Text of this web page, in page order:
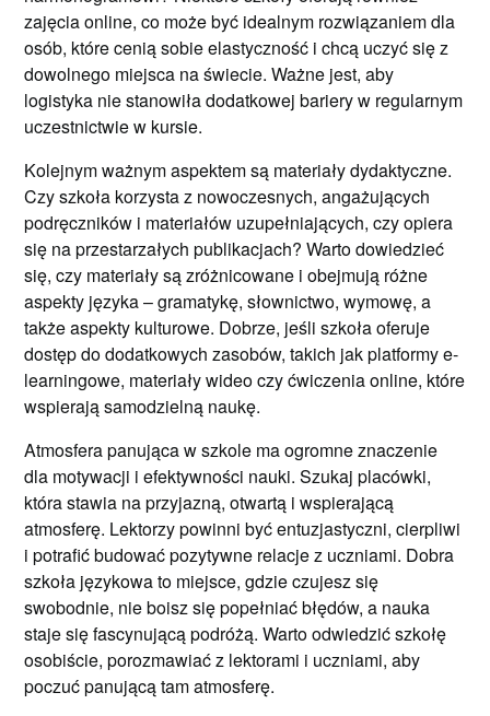
zajęcia online, co może być idealnym rozwiązaniem dla
osób, które cenią sobie elastyczność i chcą uczyć się z
dowolnego miejsca na świecie. Ważne jest, aby
logistyka nie stanowiła dodatkowej bariery w regularnym
uczestnictwie w kursie.
Kolejnym ważnym aspektem są materiały dydaktyczne.
Czy szkoła korzysta z nowoczesnych, angażujących
podręczników i materiałów uzupełniających, czy opiera
się na przestarzałych publikacjach? Warto dowiedzieć
się, czy materiały są zróżnicowane i obejmują różne
aspekty języka – gramatykę, słownictwo, wymowę, a
także aspekty kulturowe. Dobrze, jeśli szkoła oferuje
dostęp do dodatkowych zasobów, takich jak platformy e-
learningowe, materiały wideo czy ćwiczenia online, które
wspierają samodzielną naukę.
Atmosfera panująca w szkole ma ogromne znaczenie
dla motywacji i efektywności nauki. Szukaj placówki,
która stawia na przyjazną, otwartą i wspierającą
atmosferę. Lektorzy powinni być entuzjastyczni, cierpliwi
i potrafić budować pozytywne relacje z uczniami. Dobra
szkoła językowa to miejsce, gdzie czujesz się
swobodnie, nie boisz się popełniać błędów, a nauka
staje się fascynującą podróżą. Warto odwiedzić szkołę
osobiście, porozmawiać z lektorami i uczniami, aby
poczuć panującą tam atmosferę.